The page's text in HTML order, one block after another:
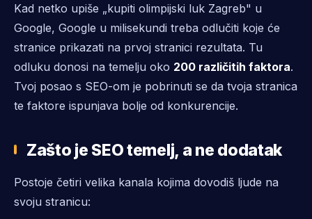
Kad netko upiše „kupiti olimpijski luk Zagreb" u
Google, Google u milisekundi treba odlučiti koje će
stranice prikazati na prvoj stranici rezultata. Tu
odluku donosi na temelju oko 200 različitih faktora.
Tvoj posao s SEO-om je pobrinuti se da tvoja stranica
te faktore ispunjava bolje od konkurencije.
Zašto je SEO temelj, a ne dodatak
Postoje četiri velika kanala kojima dovodiš ljude na
svoju stranicu: